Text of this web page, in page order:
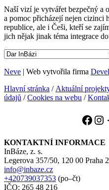
Naší vizí je vytvářet bezpečný a
a pomoc přicházejí nejen cizinci
republice, ale i Češi, kteří se
jich nějak jinak téma integrace
Neve | Web vytvořila firma
Hlavní stránka / Aktuální
údajů /Cookies na webu /
KONTAKTNÍ INFORMACE
InBáze, z. s.
Legerova 357/50, 120 00 Praha 2
info@inbaze.cz
+420739037353 (po–čt)
IČO: 265 48 216